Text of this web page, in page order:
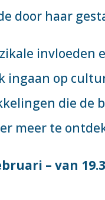
door haar
invloeden
ingaan op
die de
meer te
– van